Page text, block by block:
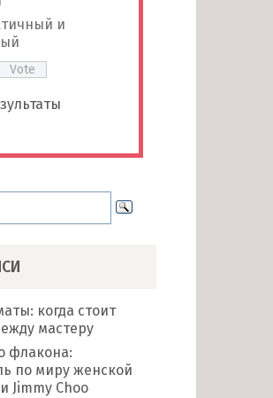
и
когда стоит
мастеру
флакона:
по миру женской
Jimmy Choo